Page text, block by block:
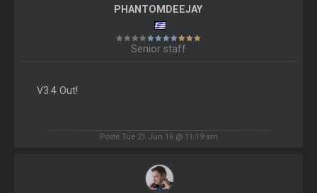
PHANTOMDEEJAY
Senior staff
V3.4 Out!
Posté Tue 21 Jun 16 @ 11:19 am